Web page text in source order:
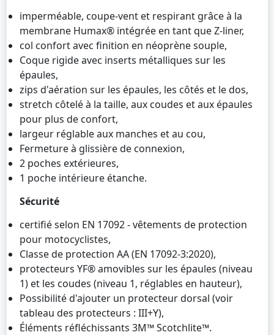
imperméable, coupe-vent et respirant grâce à la
membrane Humax® intégrée en tant que Z-liner,
col confort avec finition en néoprène souple,
Coque rigide avec inserts métalliques sur les
épaules,
zips d'aération sur les épaules, les côtés et le dos,
stretch côtelé à la taille, aux coudes et aux épaules
pour plus de confort,
largeur réglable aux manches et au cou,
Fermeture à glissière de connexion,
2 poches extérieures,
1 poche intérieure étanche.
Sécurité
certifié selon EN 17092 - vêtements de protection
pour motocyclistes,
Classe de protection AA (EN 17092-3:2020),
protecteurs YF® amovibles sur les épaules (niveau
1) et les coudes (niveau 1, réglables en hauteur),
Possibilité d'ajouter un protecteur dorsal (voir
tableau des protecteurs : III+Y),
Éléments réfléchissants 3M™ Scotchlite™.